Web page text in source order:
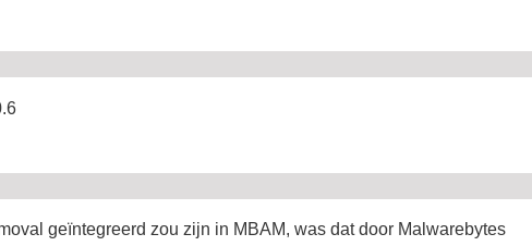
geïntegreerd zou zijn in MBAM, was dat door Malwarebytes